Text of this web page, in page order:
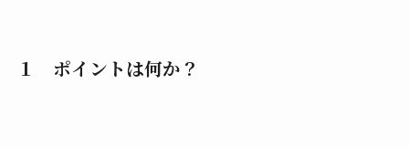
１ ポイントは何か？